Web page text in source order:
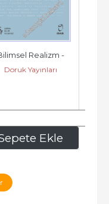
Ekle
Realizm -
Doruk Yayınları
973,00